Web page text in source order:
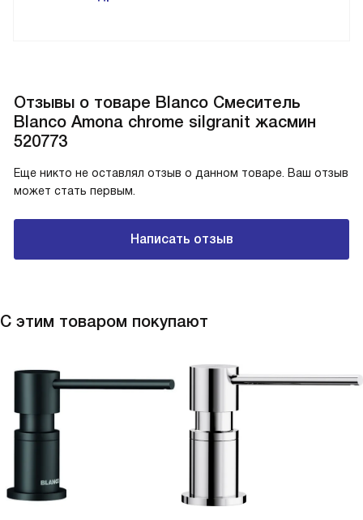
Отзывы о товаре Blanco Смеситель
Blanco Amona chrome silgranit жасмин
520773
Еще никто не оставлял отзыв о данном товаре. Ваш отзыв
может стать первым.
Написать отзыв
С этим товаром покупают